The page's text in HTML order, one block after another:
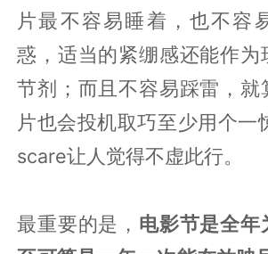
片最不容易睡着，也不容
惑，适当的紧绷感还能作为
节剂；而且不容易踩雷，就
片也会投机取巧至少用个一
scare让人觉得不虚此行。
最重要的是， 电影节是全年